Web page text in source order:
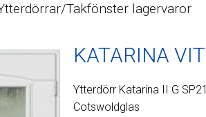
Takfönster lagervaror
KATARINA VIT
Ytterdörr Katarina II G SP21
Cotswoldglas